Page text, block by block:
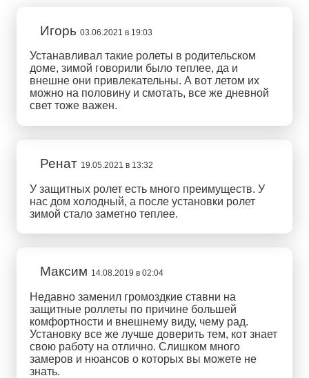
Игорь 03.06.2021 в 19:03
Устанавливал такие ролеты в родительском
доме, зимой говорили было теплее, да и
внешне они привлекательны. А вот летом их
можно на половину и смотать, все же дневной
свет тоже важен.
Ренат 19.05.2021 в 13:32
У защитных ролет есть много преимуществ. У
нас дом холодный, а после установки ролет
зимой стало заметно теплее.
Максим 14.08.2019 в 02:04
Недавно заменил громоздкие ставни на
защитные роллеты по причине большей
комфортности и внешнему виду, чему рад.
Установку все же лучше доверить тем, кот знает
свою работу на отлично. Слишком много
замеров и нюансов о которых вы можете не
знать.